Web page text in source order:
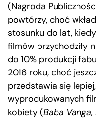
(Nagroda
powtórzy, choć
stosunku do lat,
filmów przychodziły
do 10% produkcji
2016 roku, choć
przedstawia się
wyprodukowanych
kobiety (Baba